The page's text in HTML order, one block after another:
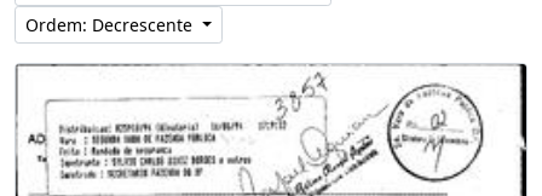
Ordem: Decrescente